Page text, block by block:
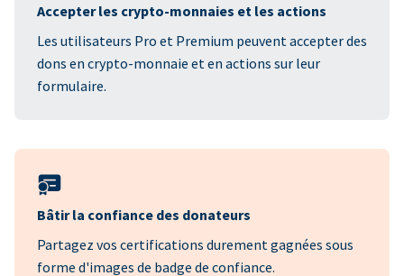
Accepter les crypto-monnaies et les actions
Les utilisateurs Pro et Premium peuvent accepter des
dons en crypto-monnaie et en actions sur leur
formulaire.
Bâtir la confiance des donateurs
Partagez vos certifications durement gagnées sous
forme d'images de badge de confiance.